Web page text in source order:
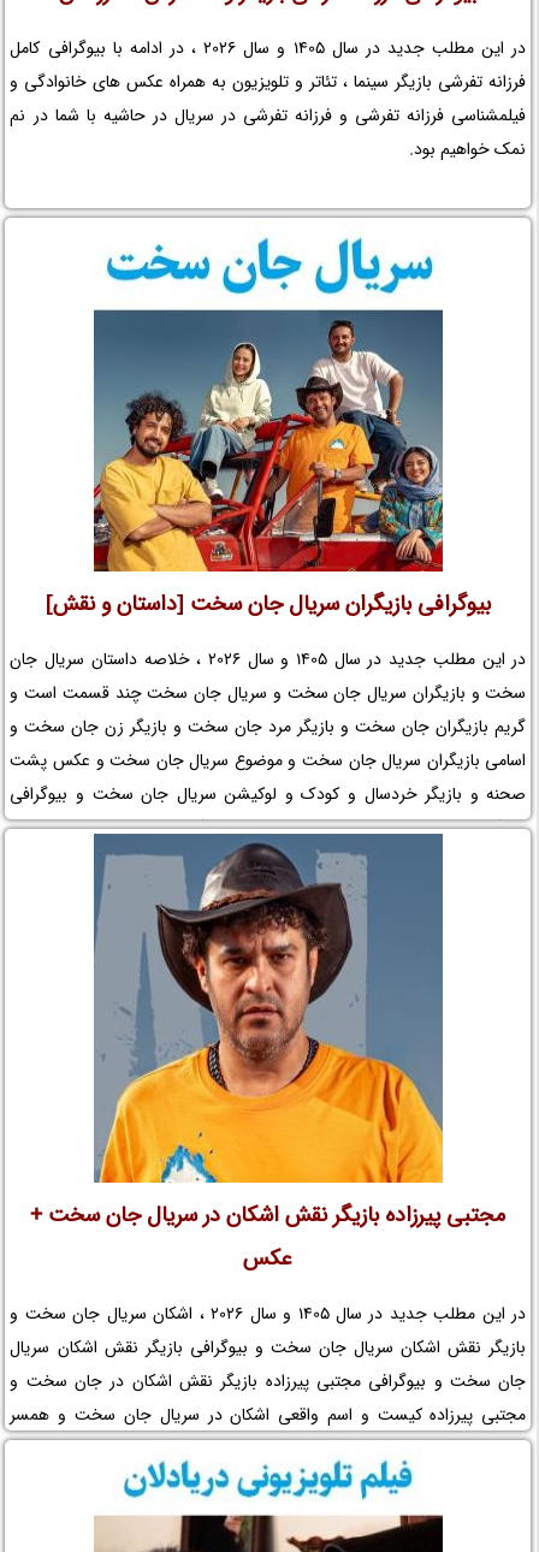
در این مطلب جدید در سال 1405 و سال 2026 ، در ادامه با بیوگرافی کامل
فرزانه تفرشی بازیگر سینما ، تئاتر و تلویزیون به همراه عکس های خانوادگی و
فیلمشناسی فرزانه تفرشی و فرزانه تفرشی در سریال در حاشیه با شما در نم
نمک خواهیم بود.
بیوگرافی بازیگران سریال جان سخت [داستان و نقش]
در این مطلب جدید در سال 1405 و سال 2026 ، خلاصه داستان سریال جان
سخت و بازیگران سریال جان سخت و سریال جان سخت چند قسمت است و
گریم بازیگران جان سخت و بازیگر مرد جان سخت و بازیگر زن جان سخت و
اسامی بازیگران سریال جان سخت و موضوع سریال جان سخت و عکس پشت
صحنه و بازیگر خردسال و کودک و لوکیشن سریال جان سخت و بیوگرافی
بازیگران مجموعه تلویزیونی جان سخت و کارگردان سریال جان سخت و
افتخارات جان سخت و جوایز جان سخت و عوامل سریال جان سخت را در نم
مجتبی پیرزاده بازیگر نقش اشکان در سریال جان سخت +
عکس
در این مطلب جدید در سال 1405 و سال 2026 ، اشکان سریال جان سخت و
بازیگر نقش اشکان سریال جان سخت و بیوگرافی بازیگر نقش اشکان سریال
جان سخت و بیوگرافی مجتبی پیرزاده بازیگر نقش اشکان در جان سخت و
مجتبی پیرزاده کیست و اسم واقعی اشکان در سریال جان سخت و همسر
واقعی اشکان در سریال جان سخت و بیوگرافی بازیگران سریال جان سخت و
عکس مجتبی پیرزاده بازیگر نقش اشکان در جان سخت و نقش مجتبی پیرزاده
بازیگر جان سخت چیست در نم نمک.